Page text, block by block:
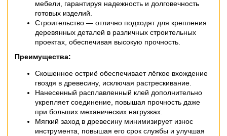
мебели, гарантируя надежность и долговечность
готовых изделий.
Строительство — отлично подходят для крепления
деревянных деталей в различных строительных
проектах, обеспечивая высокую прочность.
Преимущества:
Скошенное остриё обеспечивает лёгкое вхождение
гвоздя в древесину, исключая растрескивание.
Нанесенный расплавленный клей дополнительно
укрепляет соединение, повышая прочность даже
при больших механических нагрузках.
Мягкий заход в древесину минимизирует износ
инструмента, повышая его срок службы и улучшая